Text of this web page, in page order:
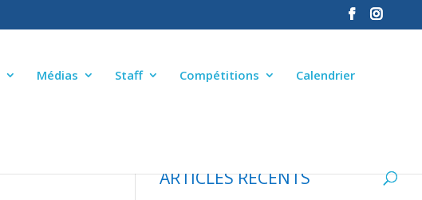
Médias Staff Compétitions Calendrier
ARTICLES RÉCENTS